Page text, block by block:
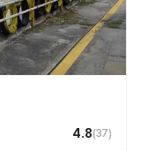
4.8(37)